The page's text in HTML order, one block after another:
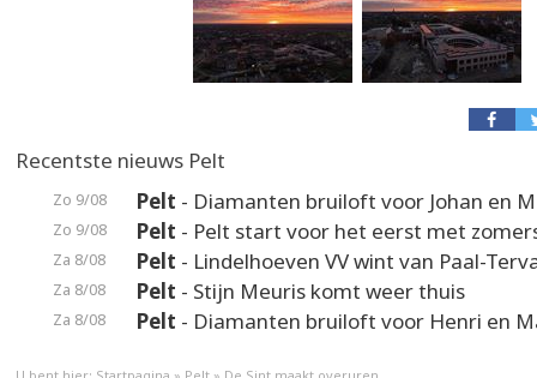
Recentste nieuws Pelt
Zo 9/08 Pelt - Diamanten bruiloft voor Johan en
Zo 9/08 Pelt - Pelt start voor het eerst met
Za 8/08 Pelt - Lindelhoeven VV wint van Paal-
Za 8/08 Pelt - Stijn Meuris komt weer thuis
Za 8/08 Pelt - Diamanten bruiloft voor Henri en